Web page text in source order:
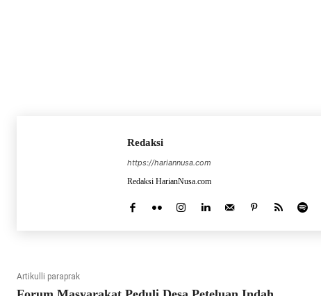
Redaksi
https://hariannusa.com
Redaksi HarianNusa.com
Artikulli paraprak